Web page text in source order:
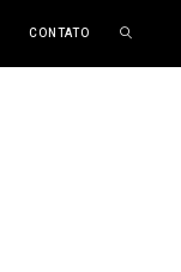
CONTATO